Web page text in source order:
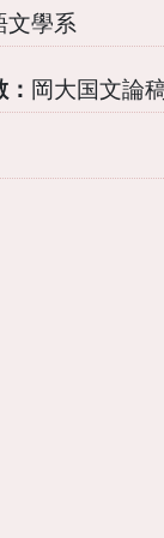
文學系
岡大国文論